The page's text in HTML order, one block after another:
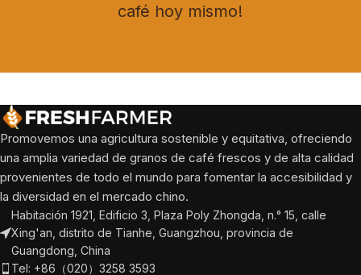
café hoy mismo!
Promovemos una agricultura sostenible y equitativa, ofreciendo
una amplia variedad de granos de café frescos y de alta calidad
provenientes de todo el mundo para fomentar la accesibilidad y
la diversidad en el mercado chino.
Habitación 1921, Edificio 3, Plaza Poly Zhongda, n.° 15, calle
Xing'an, distrito de Tianhe, Guangzhou, provincia de
Guangdong, China
Tel: +86（020）3258 3593